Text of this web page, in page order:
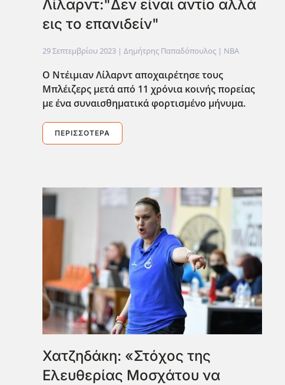
Λίλαρντ:"Δεν είναι αντίο αλλά
εις το επανιδείν"
29 Σεπτεμβρίου 2023 | Δημήτρης Παπαδόπουλος | NBA
Ο Ντέιμιαν Λίλαρντ αποχαιρέτησε τους
Μπλέιζερς μετά από 11 χρόνια κοινής πορείας
με ένα συναισθηματικά φορτισμένο μήνυμα.
ΠΕΡΙΣΣΌΤΕΡΑ
Χατζηδάκη: «Στόχος της
Ελευθερίας Μοσχάτου να